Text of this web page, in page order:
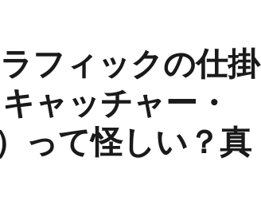
フィックの仕掛
ャッチャー・
って怪しい？真